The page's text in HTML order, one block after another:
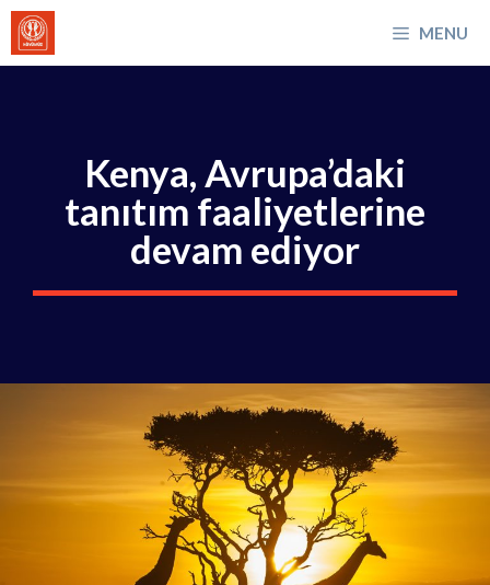
İçeriğe
atla
MENU
Kenya, Avrupa’daki
tanıtım faaliyetlerine
devam ediyor